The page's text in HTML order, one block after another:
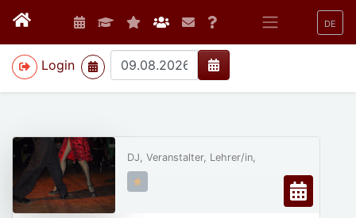
DE
Login
>
DJ, Veranstalter, Lehrer/in,